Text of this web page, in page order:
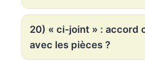
20) « ci-joint » : accord
avec les pièces ?